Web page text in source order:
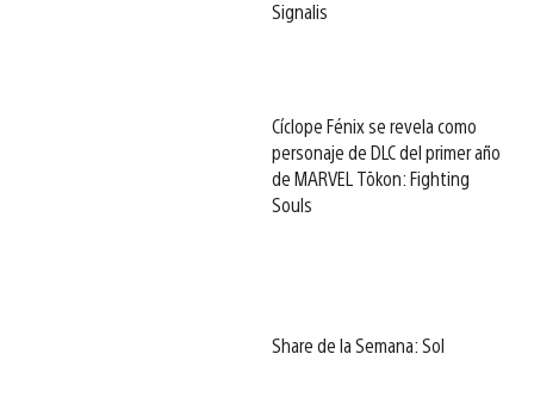
Signalis
Cíclope Fénix se revela como
personaje de DLC del primer año
de MARVEL Tōkon: Fighting
Souls
Share de la Semana: Sol